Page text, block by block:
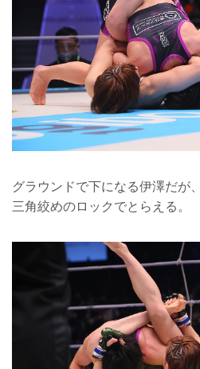
グラウンドで下になる伊澤だが
三角絞めのロックでとらえる。